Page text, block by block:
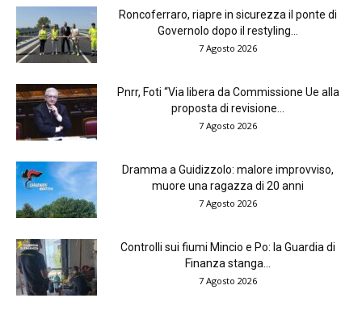
Roncoferraro, riapre in sicurezza il ponte di
Governolo dopo il restyling...
7 Agosto 2026
Pnrr, Foti “Via libera da Commissione Ue alla
proposta di revisione...
7 Agosto 2026
Dramma a Guidizzolo: malore improvviso,
muore una ragazza di 20 anni
7 Agosto 2026
Controlli sui fiumi Mincio e Po: la Guardia di
Finanza stanga...
7 Agosto 2026